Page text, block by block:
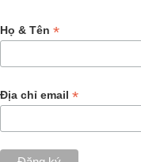
Họ & Tên *
Địa chỉ email *